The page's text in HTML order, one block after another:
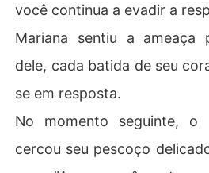
você continua a evadir a
Mariana sentiu a ameaça
dele, cada batida de seu
se em resposta.
No momento seguinte, o
cercou seu pescoço